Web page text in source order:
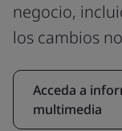
negocio,
los cambios
Acceda a
multimedia